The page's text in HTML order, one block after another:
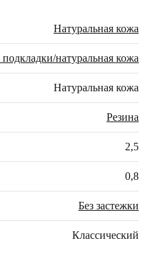
Натуральная кожа
подкладки/натуральная кожа
Натуральная кожа
Резина
2,5
0,8
Без застежки
Классический